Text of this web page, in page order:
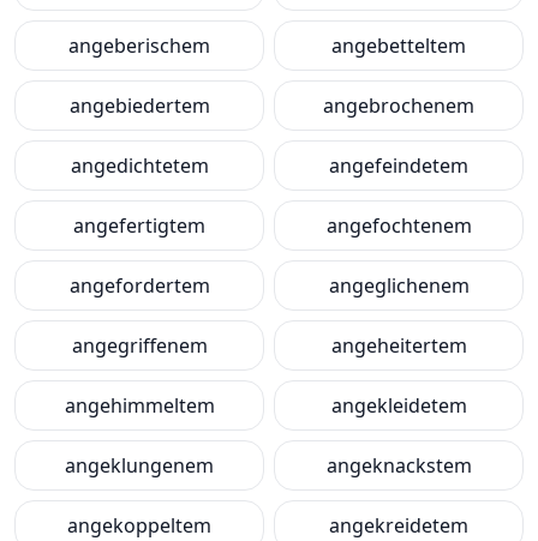
angeberischem angebetteltem
angebiedertem angebrochenem
angedichtetem angefeindetem
angefertigtem angefochtenem
angefordertem angeglichenem
angegriffenem angeheitertem
angehimmeltem angekleidetem
angeklungenem angeknackstem
angekoppeltem angekreidetem